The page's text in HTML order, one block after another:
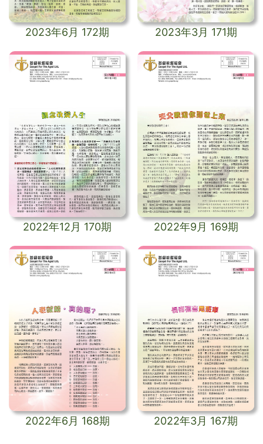
2023年6月 172期 2023年3月 171期
2022年12月 170期 2022年9月 169期
2022年6月 168期 2022年3月 167期